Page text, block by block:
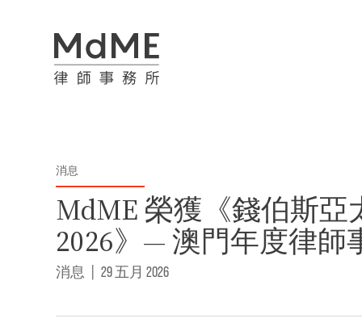
消息
MdME 榮獲《錢伯斯
2026》— 澳門年度律師
消息 29 五月 2026